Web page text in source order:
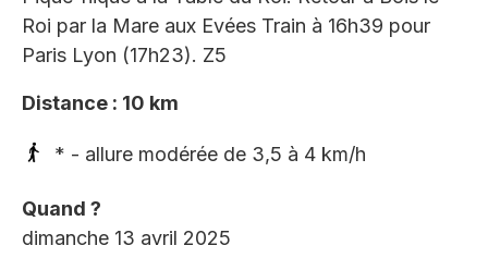
Roi par la Mare aux Evées Train à 16h39 pour
Paris Lyon (17h23). Z5
Distance : 10 km
* - allure modérée de 3,5 à 4 km/h
Quand ?
dimanche 13 avril 2025